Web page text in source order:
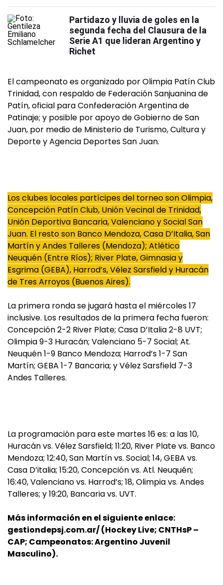
Partidazo y lluvia de goles en la
segunda fecha del Clausura de la
Serie A1 que lideran Argentino y
Richet
El campeonato es organizado por Olimpia Patín Club
Trinidad, con respaldo de Federación Sanjuanina de
Patín, oficial para Confederación Argentina de
Patinaje; y posible por apoyo de Gobierno de San
Juan, por medio de Ministerio de Turismo, Cultura y
Deporte y Agencia Deportes San Juan.
Los clubes locales partícipes del torneo son Olimpia,
Concepción Patín Club, Unión Vecinal de Trinidad,
Unión Deportiva Bancaria, Valenciano y Social San
Juan. El resto son Banco Mendoza, Casa D’Italia, San
Martín y Andes Talleres (Mendoza); Atlético
Neuquén (Entre Ríos); River Plate, Gimnasia y
Esgrima (GEBA), Harrod’s, Vélez Sarsfield y Huracán
de Tres Arroyos (Buenos Aires).
La primera ronda se jugará hasta el miércoles 17
inclusive. Los resultados de la primera fecha fueron:
Concepción 2-2 River Plate; Casa D’Italia 2-8 UVT;
Olimpia 9-3 Huracán; Valenciano 5-7 Social; At.
Neuquén 1-9 Banco Mendoza; Harrod’s 1-7 San
Martín; GEBA 1-7 Bancaria; y Vélez Sarsfield 7-3
Andes Talleres.
La programación para este martes 16 es: a las 10,
Huracán vs. Vélez Sarsfield; 11:20, River Plate vs. Banco
Mendoza; 12:40, San Martín vs. Social; 14, GEBA vs.
Casa D’italia; 15:20, Concepción vs. Atl. Neuquén;
16:40, Valenciano vs. Harrod’s; 18, Olimpia vs. Andes
Talleres; y 19:20, Bancaria vs. UVT.
Más información en el siguiente enlace:
gestiondepsj.com.ar/ (Hockey Live; CNTHsP –
CAP; Campeonatos: Argentino Juvenil
Masculino).